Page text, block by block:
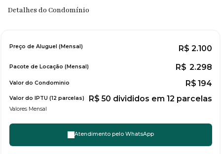
Detalhes do Condomínio
R$ 2.100
Preço de Aluguel (Mensal)
Valores Mensal
Valor do IPTU (12 parcelas) R$ 50 divididos em 12 parcelas
Valor do Condominio R$ 194
R$ 2.298
Pacote de Locação (Mensal)
Atendimento pelo WhatsApp